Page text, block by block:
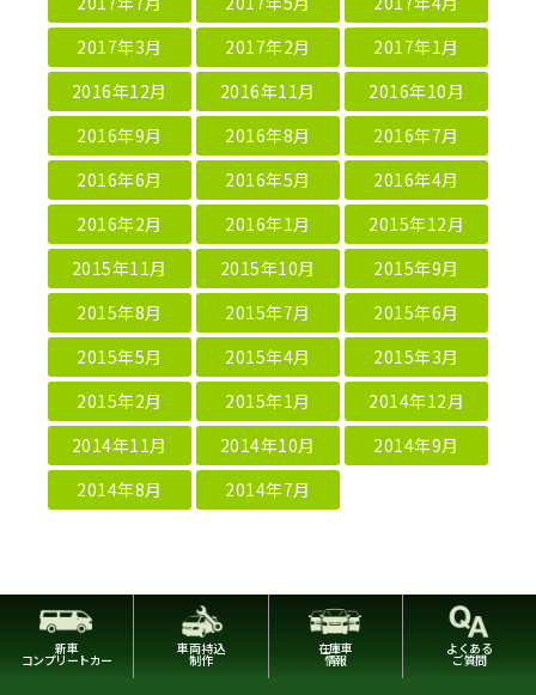
2017年3月
2017年2月
2017年1月
2016年12月
2016年11月
2016年10月
2016年9月
2016年8月
2016年7月
2016年6月
2016年5月
2016年4月
2016年2月
2016年1月
2015年12月
2015年11月
2015年10月
2015年9月
2015年8月
2015年7月
2015年6月
2015年5月
2015年4月
2015年3月
2015年2月
2015年1月
2014年12月
2014年11月
2014年10月
2014年9月
2014年8月
2014年7月
新車
コンプリートカー
車両持込
制作
在庫車
情報
よくある
ご質問